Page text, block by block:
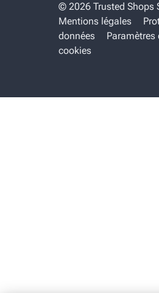
© 2026 Trusted Shops
Mentions légales
données
Paramètres
cookies